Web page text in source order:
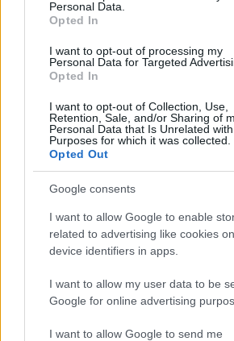
Personal Data.
Opted In
I want to opt-out of processing my
Personal Data for Targeted
Opted In
I want to opt-out of Collection, Use,
Retention, Sale, and/or Sharing of
Personal Data that Is Unrelated
Purposes for which it was collected.
Opted Out
Google consents
I want to allow Google to enable
related to advertising like cookies
device identifiers in apps.
I want to allow my user data to be
Google for online advertising
I want to allow Google to send me
17 éve
Nagyon jó a cikk és a kép is, csak
vaze
17 éve